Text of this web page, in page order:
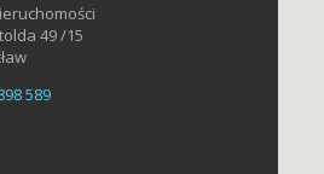
49 /15
589